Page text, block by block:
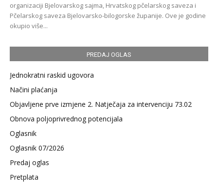
organizaciji Bjelovarskog sajma, Hrvatskog pčelarskog saveza i
Pčelarskog saveza Bjelovarsko-bilogorske županije. Ove je godine
okupio više...
PREDAJ OGLAS
Jednokratni raskid ugovora
Načini plaćanja
Objavljene prve izmjene 2. Natječaja za intervenciju 73.02
Obnova poljoprivrednog potencijala
Oglasnik
Oglasnik 07/2026
Predaj oglas
Pretplata